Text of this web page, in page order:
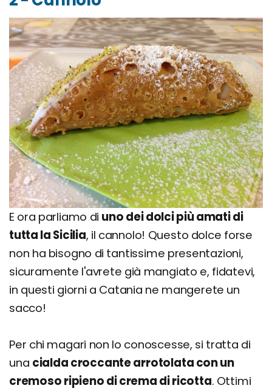
E ora parliamo di uno dei dolci più amati di
tutta la Sicilia, il cannolo! Questo dolce forse
non ha bisogno di tantissime presentazioni,
sicuramente l'avrete già mangiato e, fidatevi,
in questi giorni a Catania ne mangerete un
sacco!
Per chi magari non lo conoscesse, si tratta di
una cialda croccante arrotolata con un
cremoso ripieno di crema di ricotta. Ottimi